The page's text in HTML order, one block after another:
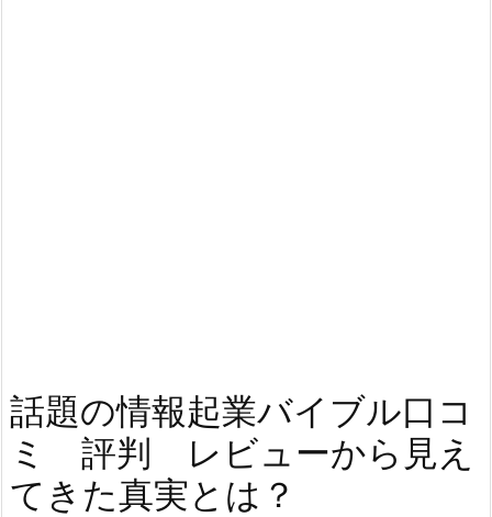
話題の情報起業バイブル口コ
ミ 評判 レビューから見え
てきた真実とは？